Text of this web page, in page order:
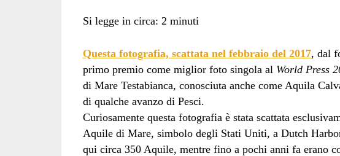
di
mare
testabianca</span>
Si legge in circa: 2 minuti
Questa fotografia, scattata nel febbraio del 2017, dal
primo premio come miglior foto singola al World Press
di Mare Testabianca, conosciuta anche come Aquila
di qualche avanzo di Pesci.
Curiosamente questa fotografia è stata scattata
Aquile di Mare, simbolo degli Stati Uniti, a Dutch
qui circa 350 Aquile, mentre fino a pochi anni fa erano